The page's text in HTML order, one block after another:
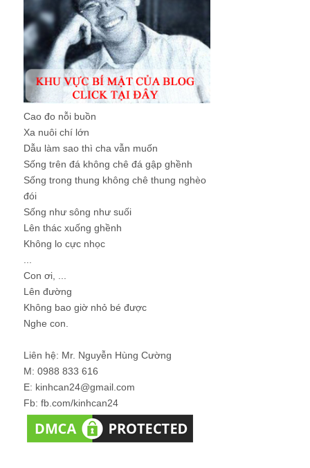
Cao đo nỗi buồn
Xa nuôi chí lớn
Dẫu làm sao thì cha vẫn muốn
Sống trên đá không chê đá gập ghềnh
Sống trong thung không chê thung nghèo
đói
Sống như sông như suối
Lên thác xuống ghềnh
Không lo cực nhọc
...
Con ơi, ...
Lên đường
Không bao giờ nhỏ bé được
Nghe con.
Liên hệ: Mr. Nguyễn Hùng Cường
M: 0988 833 616
E: kinhcan24@gmail.com
Fb: fb.com/kinhcan24